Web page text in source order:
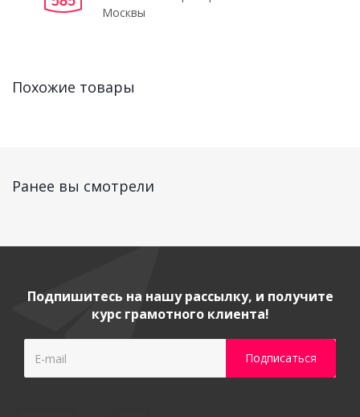
Москвы
Похожие товары
Ранее вы смотрели
Подпишитесь на нашу рассылку, и получите
курс грамотного клиента!